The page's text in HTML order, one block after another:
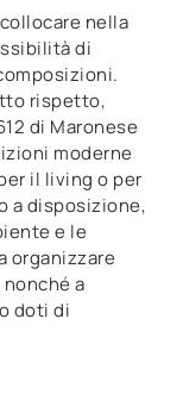
nella
di
rispetto,
di Maronese
moderne
il living o per
a disposizione,
e le
organizzare
a
doti di